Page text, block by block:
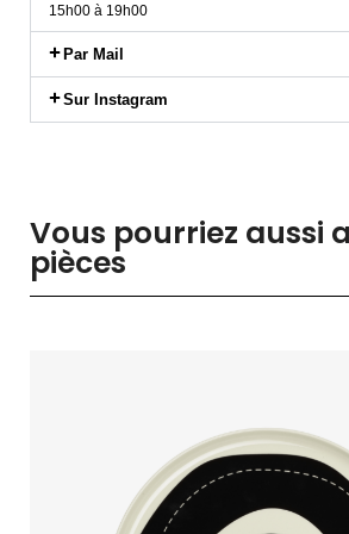
15h00 à 19h00
Par Mail
Sur Instagram
Vous pourriez aussi
pièces